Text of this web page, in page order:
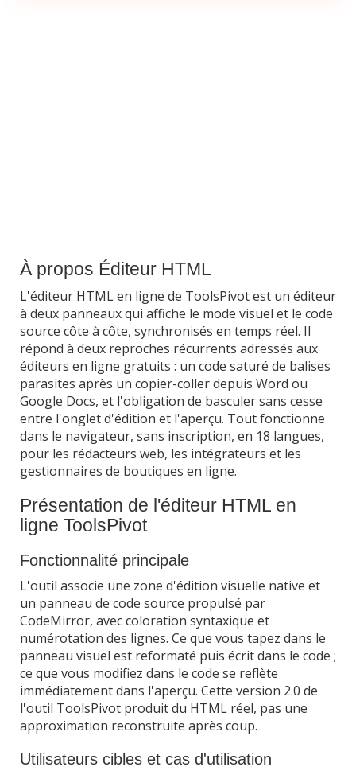
À propos Éditeur HTML
L'éditeur HTML en ligne de ToolsPivot est un éditeur
à deux panneaux qui affiche le mode visuel et le code
source côte à côte, synchronisés en temps réel. Il
répond à deux reproches récurrents adressés aux
éditeurs en ligne gratuits : un code saturé de balises
parasites après un copier-coller depuis Word ou
Google Docs, et l'obligation de basculer sans cesse
entre l'onglet d'édition et l'aperçu. Tout fonctionne
dans le navigateur, sans inscription, en 18 langues,
pour les rédacteurs web, les intégrateurs et les
gestionnaires de boutiques en ligne.
Présentation de l'éditeur HTML en
ligne ToolsPivot
Fonctionnalité principale
L'outil associe une zone d'édition visuelle native et
un panneau de code source propulsé par
CodeMirror, avec coloration syntaxique et
numérotation des lignes. Ce que vous tapez dans le
panneau visuel est reformaté puis écrit dans le code ;
ce que vous modifiez dans le code se reflète
immédiatement dans l'aperçu. Cette version 2.0 de
l'outil ToolsPivot produit du HTML réel, pas une
approximation reconstruite après coup.
Utilisateurs cibles et cas d'utilisation